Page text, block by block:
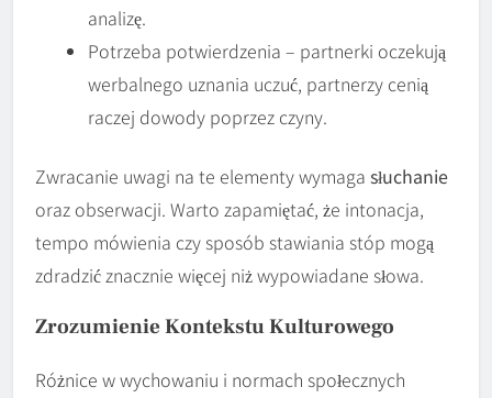
analizę.
Potrzeba potwierdzenia – partnerki oczekują
werbalnego uznania uczuć, partnerzy cenią
raczej dowody poprzez czyny.
Zwracanie uwagi na te elementy wymaga słuchanie
oraz obserwacji. Warto zapamiętać, że intonacja,
tempo mówienia czy sposób stawiania stóp mogą
zdradzić znacznie więcej niż wypowiadane słowa.
Zrozumienie Kontekstu Kulturowego
Różnice w wychowaniu i normach społecznych